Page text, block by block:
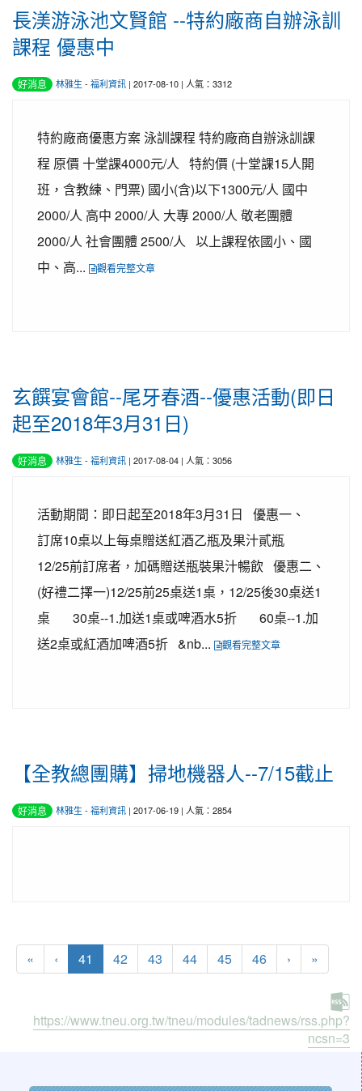
長渼游泳池文賢館 --特約廠商自辦泳訓
課程 優惠中
好消息 林雅生 - 福利資訊 | 2017-08-10 | 人氣：3312
特約廠商優惠方案 泳訓課程 特約廠商自辦泳訓課
程 原價 十堂課4000元/人 特約價 (十堂課15人開
班，含教練、門票) 國小(含)以下1300元/人 國中
2000/人 高中 2000/人 大專 2000/人 敬老團體
2000/人 社會團體 2500/人 以上課程依國小、國
中、高...
觀看完整文章
玄饌宴會館--尾牙春酒--優惠活動(即日
起至2018年3月31日)
好消息 林雅生 - 福利資訊 | 2017-08-04 | 人氣：3056
活動期間：即日起至2018年3月31日 優惠一、
訂席10桌以上每桌贈送紅酒乙瓶及果汁貳瓶
12/25前訂席者，加碼贈送瓶裝果汁暢飲 優惠二、
(好禮二擇一)12/25前25桌送1桌，12/25後30桌送1
桌 30桌--1.加送1桌或啤酒水5折 60桌--1.加
送2桌或紅酒加啤酒5折 &nb...
觀看完整文章
【全教總團購】掃地機器人--7/15截止
好消息 林雅生 - 福利資訊 | 2017-06-19 | 人氣：2854
« ‹ 41 (current)
42 43 44 45 46 › »
https://www.tneu.org.tw/tneu/modules/tadnews/rss.php?
ncsn=3